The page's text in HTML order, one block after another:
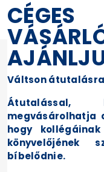
CÉGES
Váltson
Átutalással,
megvásárolhatja
hogy
könyvelőjének
bíbelődnie.